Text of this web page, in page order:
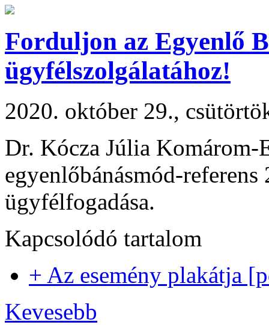
Forduljon az Egyenlő
ügyfélszolgálatához!
2020. október 29.,
Dr. Kócza Júlia Komárom-
egyenlőbánásmód-
ügyfélfogadása.
Kapcsolódó tartalom
+ Az esemény plakátja
Kevesebb